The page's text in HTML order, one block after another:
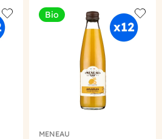
Add to wishlist
Bio
Add
MENEAU